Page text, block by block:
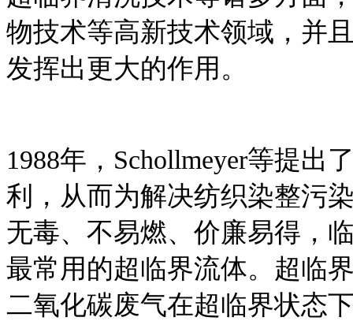
物技术等高新技术领域，并
发挥出更大的作用。
1988年，Schollmeyer等提出
利，从而为解决纺织染整污
无毒、不易燃、价廉易得，
最常用的超临界流体。超临
二氧化碳废气在超临界状态